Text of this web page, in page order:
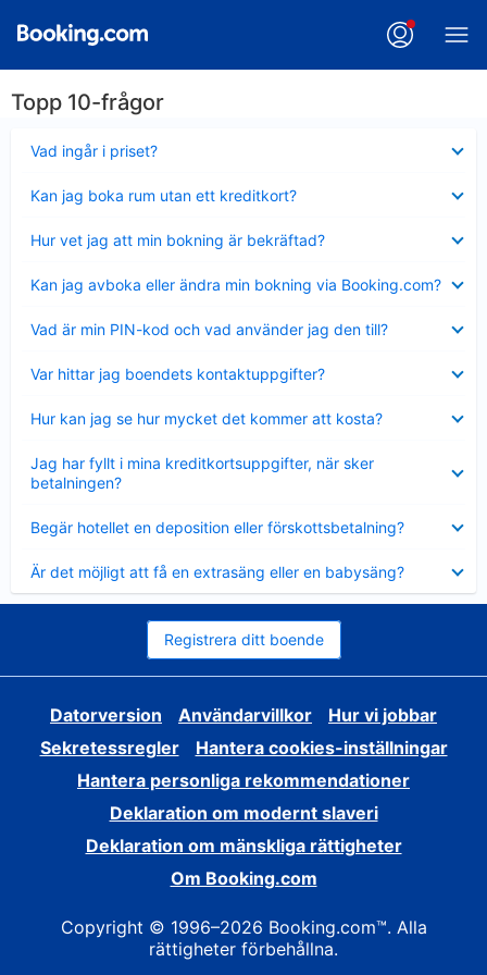
Topp 10-frågor
Vad ingår i priset?
mindre
Kan jag boka rum utan ett kreditkort?
mindre
Hur vet jag att min bokning är bekräftad?
mindre
Kan jag avboka eller ändra min bokning via Booking.com?
mindre
Vad är min PIN-kod och vad använder jag den till?
mindre
Var hittar jag boendets kontaktuppgifter?
mindre
Hur kan jag se hur mycket det kommer att kosta?
mindre
Jag har fyllt i mina kreditkortsuppgifter, när sker
betalningen?
mindre
Begär hotellet en deposition eller förskottsbetalning?
mindre
Är det möjligt att få en extrasäng eller en babysäng?
mindre
Registrera ditt boende
Datorversion Användarvillkor
Hur vi jobbar
Sekretessregler
Hantera cookies-inställningar
Hantera personliga rekommendationer
Deklaration om modernt slaveri
Deklaration om mänskliga rättigheter
Om Booking.com
Copyright © 1996–2026 Booking.com™. Alla
rättigheter förbehållna.